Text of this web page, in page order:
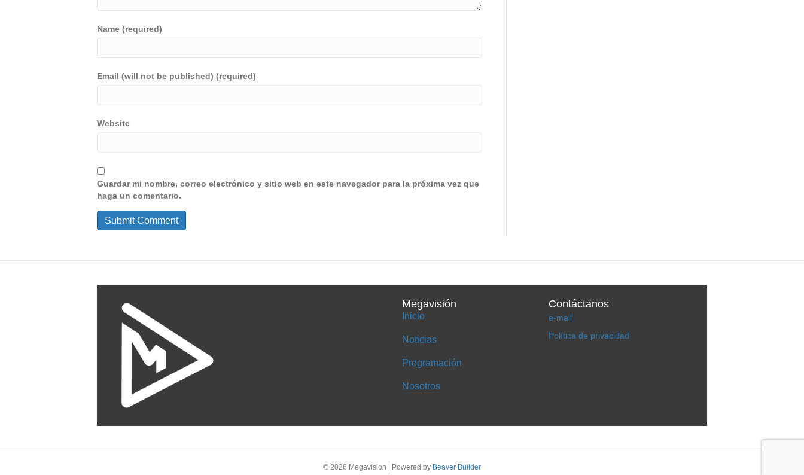
Name (required)
Email (will not be published) (required)
Website
Guardar mi nombre, correo electrónico y sitio web en este navegador para la próxima vez que
haga un comentario.
Megavisión
Inicio
Noticias
Programación
Nosotros
Contáctanos
e-mail
Política de privacidad
© 2026 Megavision Powered by Beaver Builder